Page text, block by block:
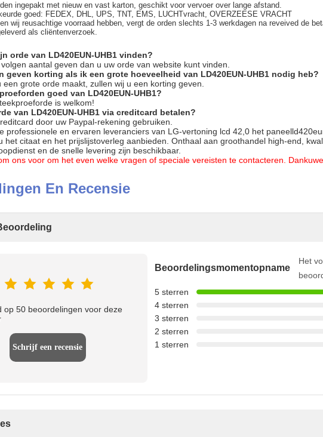
ingepakt met nieuw en vast karton, geschikt voor vervoer over lange afstand.
goed: FEDEX, DHL, UPS, TNT, EMS, LUCHTvracht, OVERZEESE VRACHT
wij reusachtige voorraad hebben, vergt de orden slechts 1-3 werkdagen na reveived de
als cliëntenverzoek.
orde van LD420EUN-UHB1 vinden?
aantal geven dan u uw orde van website kunt vinden.
geven korting als ik een grote hoeveelheid van LD420EUN-UHB1 nodig heb?
een grote orde maakt, zullen wij u een korting geven.
goed van LD420EUN-UHB1?
is welkom!
van LD420EUN-UHB1 via creditcard betalen?
door uw Paypal-rekening gebruiken.
professionele en ervaren leveranciers van LG-vertoning lcd 42,0 het
het citaat en het prijslijstoverleg aanbieden. Onthaal aan groothandel high-end,
en de snelle levering zijn beschikbaar.
ons voor om het even welke vragen of speciale vereisten te contacteren.
En Recensie
op 50 beoordelingen voor deze
Schrijf een recensie
Beoordelingsmomentopname
Het
5 sterren
4 sterren
3 sterren
2 sterren
1 sterren